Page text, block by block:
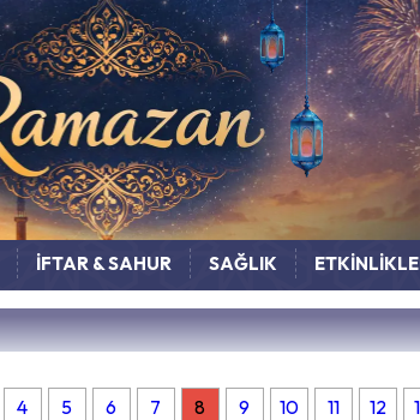
İFTAR & SAHUR SAĞLIK
4 5 6 7 8 9 10 11 12